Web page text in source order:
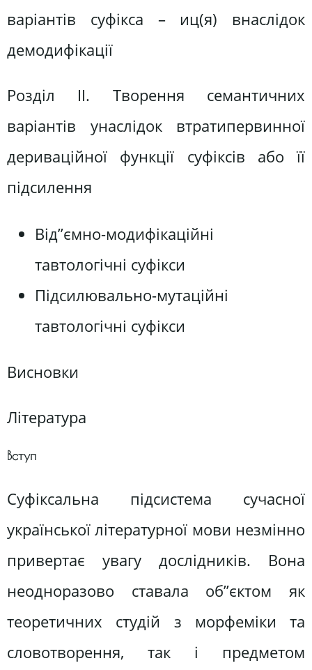
варіантів суфікса – иц(я) внаслідок
демодифікації
Розділ ІІ. Творення семантичних
варіантів унаслідок втратипервинної
дериваційної функції суфіксів або її
підсилення
Від”ємно-модифікаційні
тавтологічні суфікси
Підсилювально-мутаційні
тавтологічні суфікси
Висновки
Література
Вступ
Суфіксальна підсистема сучасної
української літературної мови незмінно
привертає увагу дослідників. Вона
неодноразово ставала об”єктом як
теоретичних студій з морфеміки та
словотворення, так і предметом